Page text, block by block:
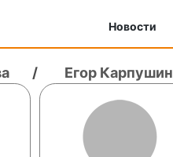
Новости
/ Егор Карпушин